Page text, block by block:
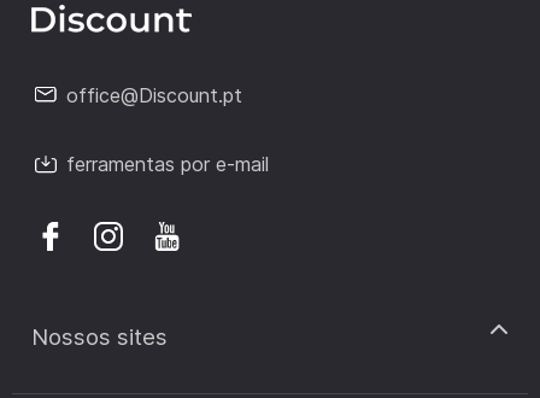
office@Discount.pt
ferramentas por e-mail
Nossos sites